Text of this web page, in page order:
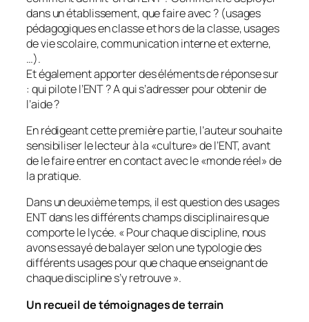
dans un établissement, que faire avec ? (usages
pédagogiques en classe et hors de la classe, usages
de vie scolaire, communication interne et externe,
…).
Et également apporter des éléments de réponse sur
: qui pilote l’ENT ? A qui s’adresser pour obtenir de
l’aide ?
En rédigeant cette première partie, l’auteur souhaite
sensibiliser le lecteur à la «culture» de l’ENT, avant
de le faire entrer en contact avec le «monde réel» de
la pratique.
Dans un deuxième temps, il est question des usages
ENT dans les différents champs disciplinaires que
comporte le lycée. «Pour chaque discipline, nous
avons essayé de balayer selon une typologie des
différents usages pour que chaque enseignant de
chaque discipline s’y retrouve ».
Un recueil de témoignages de terrain